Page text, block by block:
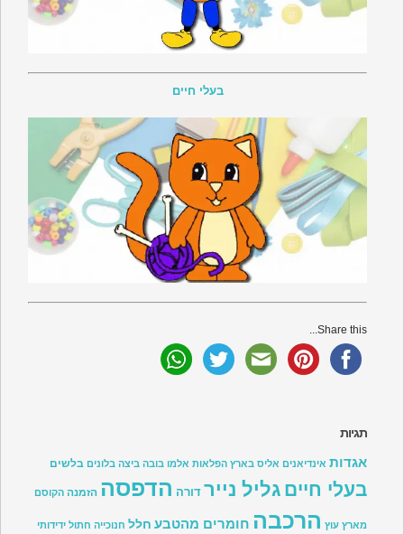
בעלי חיים
Share this...
תגיות
אגדות אינדיאנים אליס בארץ הפלאות אלמו בובה ביצה בלונים בלשים
בעלי חיים גליל נייר דורה הדפסה הזמנה הקוסם
מארץ עוץ הרכבה חומרים מהטבע חלל חנוכייה חתול ידידותי